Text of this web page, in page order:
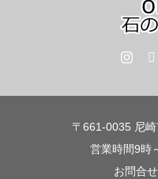
〒661-0035 尼
営業時間9時
お問合